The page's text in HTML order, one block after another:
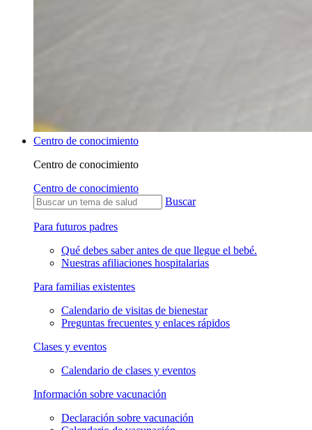
Centro de conocimiento
Centro de conocimiento
Centro de conocimiento
Buscar
Para futuros padres
Qué debes saber antes de que llegue el bebé.
Nuestras afiliaciones hospitalarias
Para familias existentes
Calendario de visitas de bienestar
Preguntas frecuentes y enlaces rápidos
Clases y eventos
Calendario de clases y eventos
Información sobre vacunación
Declaración sobre vacunación